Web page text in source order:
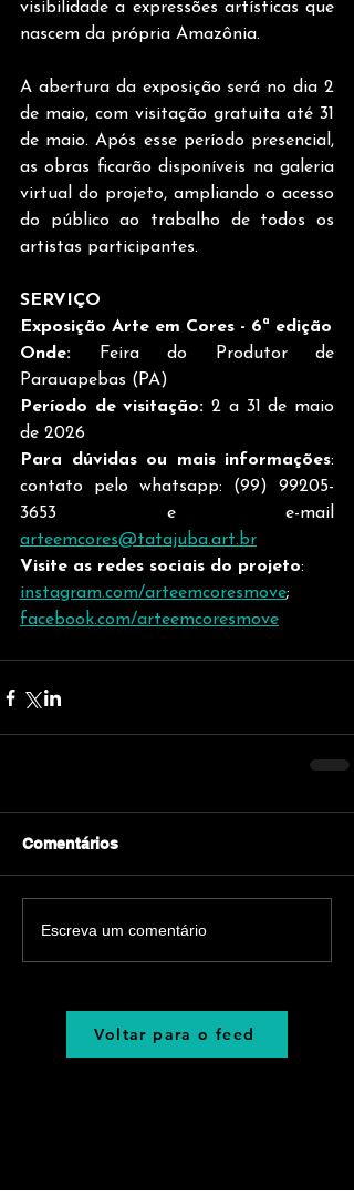
visibilidade a expressões artísticas que
nascem da própria Amazônia.
A abertura da exposição será no dia 2
de maio, com visitação gratuita até 31
de maio. Após esse período presencial,
as obras ficarão disponíveis na galeria
virtual do projeto, ampliando o acesso
do público ao trabalho de todos os
artistas participantes.
SERVIÇO
Exposição Arte em Cores - 6ª edição
Onde: Feira do Produtor de
Parauapebas (PA)
Período de visitação: 2 a 31 de maio
de 2026
Para dúvidas ou mais informações:
contato pelo whatsapp: (99) 99205-
arteemcores@tatajuba.art.br
Visite as redes sociais do projeto:
instagram.com/arteemcoresmove;
facebook.com/arteemcoresmove
Comentários
Escreva um comentário
Voltar para o feed